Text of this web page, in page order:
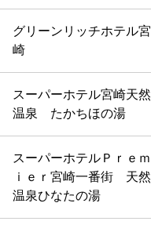
グリーンリッチホテル宮
崎
スーパーホテル宮崎天然
温泉 たかちほの湯
スーパーホテルＰｒｅｍ
ｉｅｒ宮崎一番街 天然
温泉ひなたの湯